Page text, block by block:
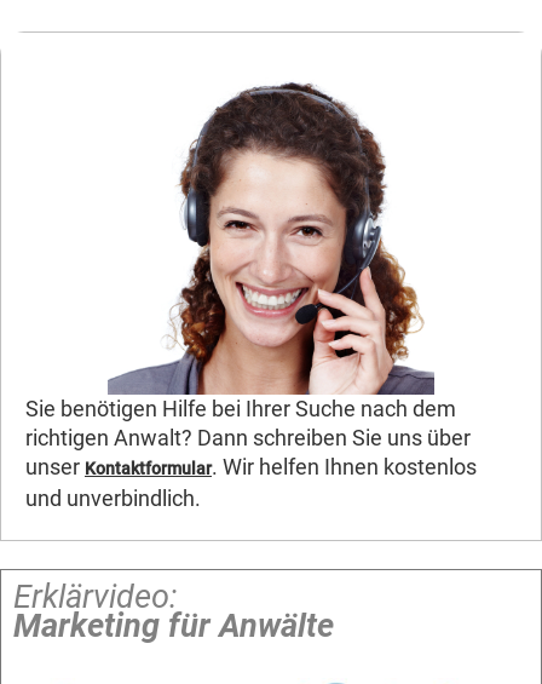
Sie benötigen Hilfe bei Ihrer Suche nach dem
richtigen Anwalt? Dann schreiben Sie uns über
unser Kontaktformular. Wir helfen Ihnen kostenlos
und unverbindlich.
Erklärvideo:
Marketing für Anwälte